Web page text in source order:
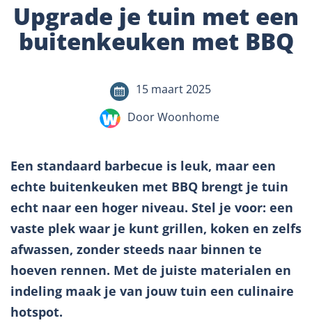
Upgrade je tuin met een
buitenkeuken met BBQ
15 maart 2025
Door Woonhome
Een standaard barbecue is leuk, maar een
echte buitenkeuken met BBQ brengt je tuin
echt naar een hoger niveau. Stel je voor: een
vaste plek waar je kunt grillen, koken en zelfs
afwassen, zonder steeds naar binnen te
hoeven rennen. Met de juiste materialen en
indeling maak je van jouw tuin een culinaire
hotspot.